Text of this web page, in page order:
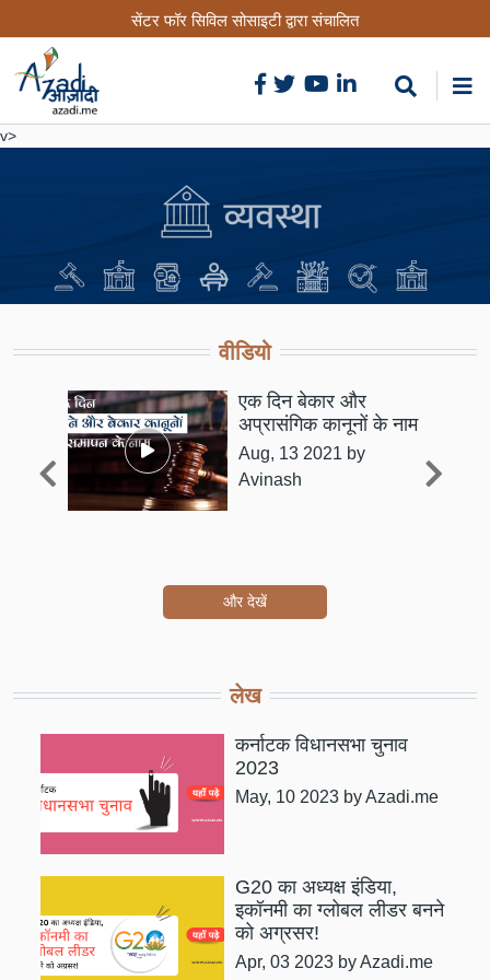
to
content
सेंटर फॉर सिविल सोसाइटी द्वारा संचालित
v>
वीडियो
एक दिन बेकार और
अप्रासंगिक कानूनों के नाम
Aug, 13 2021 by
Avinash
और देखें
लेख
कर्नाटक विधानसभा चुनाव
2023
May, 10 2023 by Azadi.me
G20 का अध्यक्ष इंडिया,
इकॉनमी का ग्लोबल लीडर बनने
को अग्रसर!
Apr, 03 2023 by Azadi.me